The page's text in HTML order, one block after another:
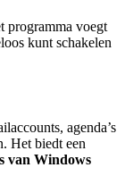
programma voegt
kunt schakelen
agenda’s
Het biedt een
van Windows